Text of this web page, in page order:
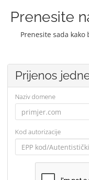
Prenesite
Prenesite sada
Prijenos
Naziv domene
Kod autorizacije